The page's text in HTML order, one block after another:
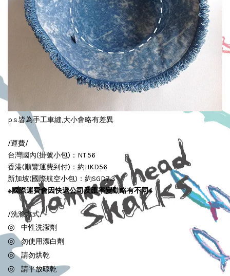
p.s.皆為手工車縫,大小會略有差異
/運費/
台灣國內(掛號小包)：NT.56
香港(順豐運費到付)：約HKD56
新加坡(國際航空小包)：約SGD7.3
※國際運費會因快遞公司及匯率變動略有不同※
/洗滌方式/
◎ 中性洗潔劑
◎勿使用漂白劑
◎請勿烘乾
◎ 請平放晾乾